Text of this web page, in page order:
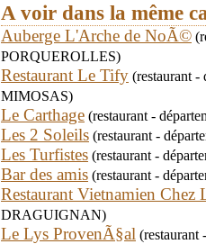
A voir dans la même
Auberge L'Arche de NoÃ©
PORQUEROLLES)
Restaurant Le Tify (restaurant
MIMOSAS)
Le Carthage (restaurant -
Les 2 Soleils (restaurant -
Les Turfistes (restaurant -
Bar des amis (restaurant -
Restaurant Vietnamien Chez
DRAGUIGNAN)
Le Lys ProvenÃ§al